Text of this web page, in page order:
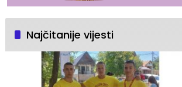
Najčitanije vijesti